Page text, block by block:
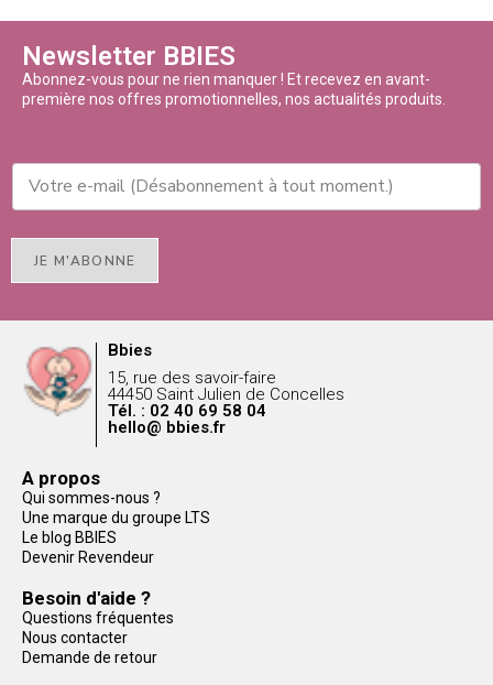
Newsletter BBIES
Abonnez-vous pour ne rien manquer ! Et recevez en avant-
première nos offres promotionnelles, nos actualités produits.
JE M'ABONNE
Bbies
15, rue des savoir-faire
44450 Saint Julien de Concelles
Tél. : 02 40 69 58 04
hello@ bbies.fr
A propos
Qui sommes-nous ?
Une marque du groupe LTS
Le blog BBIES
Devenir Revendeur
Besoin d'aide ?
Questions fréquentes
Nous contacter
Demande de retour